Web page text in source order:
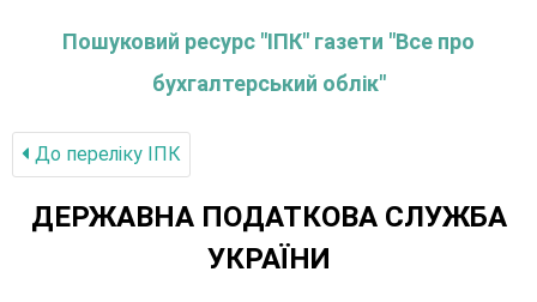
Пошуковий ресурс "ІПК" газети "Все про
бухгалтерський облік"
До переліку IПК
ДЕРЖАВНА ПОДАТКОВА СЛУЖБА
УКРАЇНИ